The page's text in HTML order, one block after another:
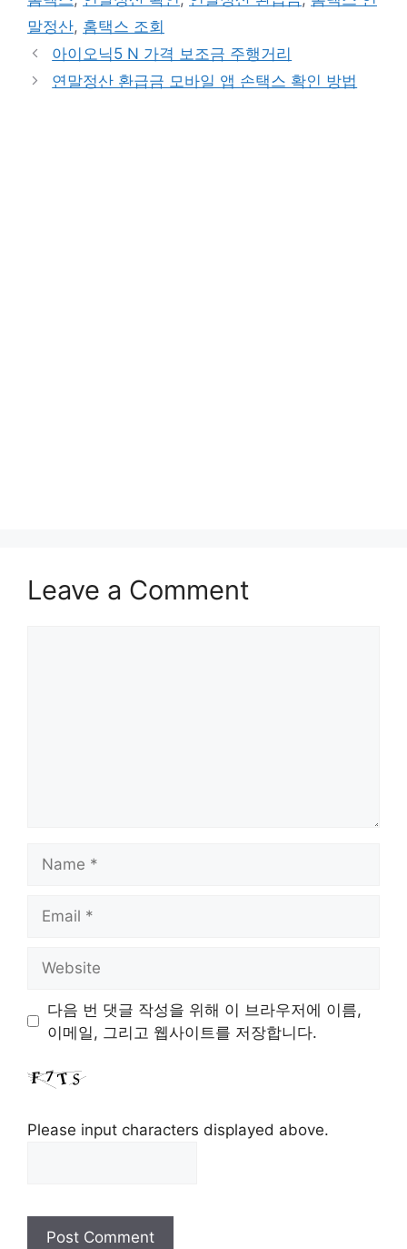
말정산, 홈택스 조회
아이오닉5 N 가격 보조금 주행거리
연말정산 환급금 모바일 앱 손택스 확인 방법
Leave a Comment
다음 번 댓글 작성을 위해 이 브라우저에 이름,
이메일, 그리고 웹사이트를 저장합니다.
Please input characters displayed above.